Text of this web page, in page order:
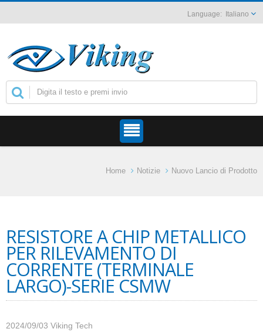
Italiano
Home Notizie Nuovo Lancio di Prodotto
RESISTORE A CHIP METALLICO
PER RILEVAMENTO DI
CORRENTE (TERMINALE
LARGO)-SERIE CSMW
2024/09/03 Viking Tech